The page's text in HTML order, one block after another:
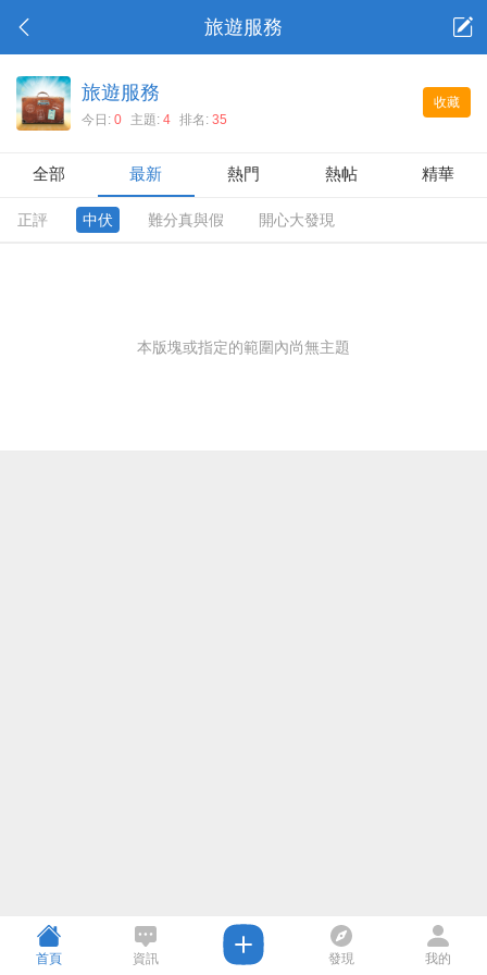
旅遊服務
收藏
旅遊服務
今日: 0 主題: 4 排名: 35
全部 最新 熱門 熱帖 精華
正評 中伏 難分真與假 開心大發現
本版塊或指定的範圍內尚無主題
首頁 資訊 發現 我的